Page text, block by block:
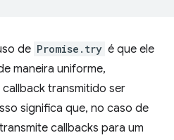
de Promise.try é que ele
maneira uniforme,
transmitido ser
significa que, no caso de
callbacks para um